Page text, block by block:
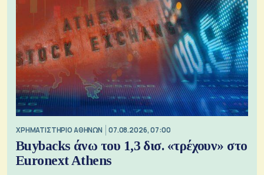
XΡΗΜΑΤΙΣΤΗΡΙΟ ΑΘΗΝΩΝ 07.08.2026, 07:00
Buybacks άνω του 1,3 δισ. «τρέχουν» στο
Euronext Athens